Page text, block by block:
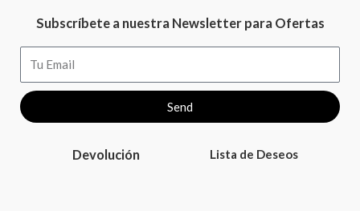
Subscríbete a nuestra Newsletter para Ofertas
Send
Devolución Lista de Deseos